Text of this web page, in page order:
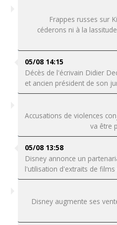
Frappes russes sur
céderons ni à la
05/08 14:15
Décès de l'écrivain Didier
et ancien président de son
Accusations de violences
va être
05/08 13:58
Disney annonce un
l'utilisation d'extraits de
Disney augmente ses